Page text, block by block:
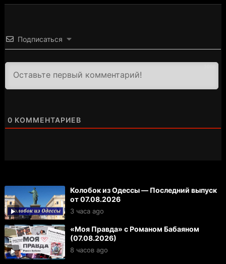
Подписаться
0 КОММЕНТАРИЕВ
Колобок из Одессы — Последний выпуск
от 07.08.2026
3 часа ago
«Моя Правда» с Романом Бабаяном
(07.08.2026)
8 часов ago